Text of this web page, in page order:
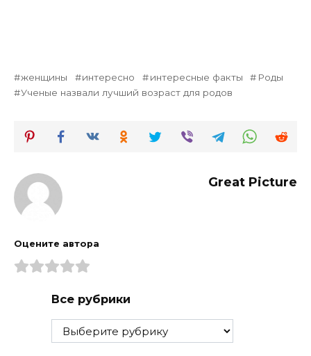
женщины интересно интересные факты
Роды
Ученые назвали лучший возраст для родов
Great Picture
Оцените автора
Все рубрики
Все
рубрики